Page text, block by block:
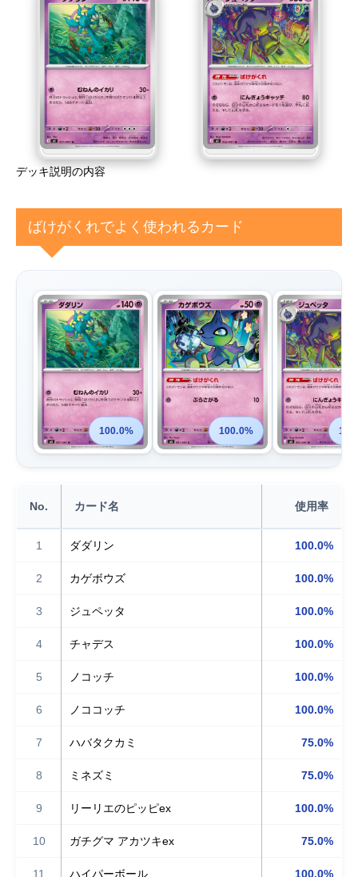
デッキ説明の内容
ばけがくれでよく使われるカード
100.0% 100.0%
No. カード名 使用率
1 ダダリン 100.0%
2 カゲボウズ 100.0%
3 ジュペッタ 100.0%
4 チャデス 100.0%
5 ノコッチ 100.0%
6 ノココッチ 100.0%
7 ハバタクカミ 75.0%
8 ミネズミ 75.0%
9 リーリエのピッピex 100.0%
10 ガチグマ アカツキex 75.0%
11 ハイパーボール 100.0%